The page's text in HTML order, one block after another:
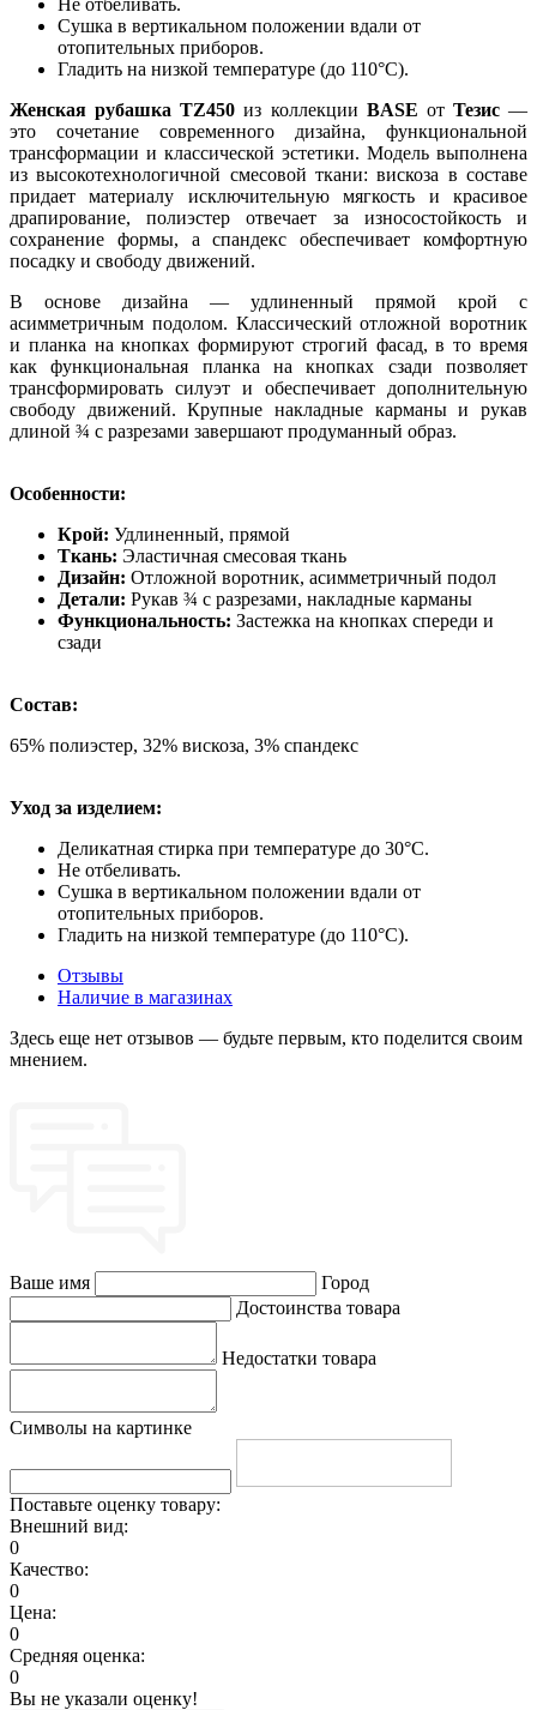
Сушка в вертикальном положении вдали от
отопительных приборов.
Гладить на низкой температуре (до 110°C).
Женская рубашка TZ450 из коллекции BASE от Тезис—
это сочетание современного дизайна, функциональной
трансформации и классической эстетики. Модель выполнена
из высокотехнологичной смесовой ткани: вискоза в составе
придает материалу исключительную мягкость и красивое
драпирование, полиэстер отвечает за износостойкость и
сохранение формы, а спандекс обеспечивает комфортную
посадку и свободу движений.
В основе дизайна — удлиненный прямой крой с
асимметричным подолом. Классический отложной воротник
и планка на кнопках формируют строгий фасад, в то время
как функциональная планка на кнопках сзади позволяет
трансформировать силуэт и обеспечивает дополнительную
свободу движений. Крупные накладные карманы и рукав
длиной ¾ с разрезами завершают продуманный образ.
Особенности:
Крой: Удлиненный, прямой
Ткань: Эластичная смесовая ткань
Дизайн: Отложной воротник, асимметричный подол
Детали: Рукав ¾ с разрезами, накладные карманы
Функциональность: Застежка на кнопках спереди и
сзади
Состав:
65% полиэстер, 32% вискоза, 3% спандекс
Уход за изделием:
Деликатная стирка при температуре до 30°C.
Не отбеливать.
Сушка в вертикальном положении вдали от
отопительных приборов.
Гладить на низкой температуре (до 110°C).
Отзывы
Наличие в магазинах
Здесь еще нет отзывов — будьте первым, кто поделится своим
мнением.
Ваше имя
Город
Достоинства товара
Недостатки товара
Символы на картинке
Поставьте оценку товару:
Внешний вид:
0
Качество:
0
Цена:
0
Средняя оценка:
0
Вы не указали оценку!